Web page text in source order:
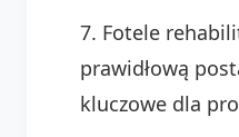
Fotele
prawidłową
kluczowe dla